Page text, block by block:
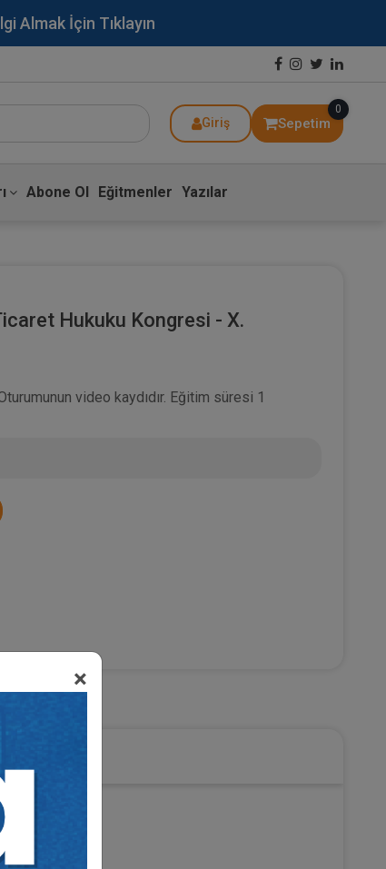
Almak İçin Tıklayın
Giriş Sepetim
0
Abone Ol Eğitmenler Yazılar
×
Hukuku Kongresi - X.
video kaydıdır. Eğitim süresi 1